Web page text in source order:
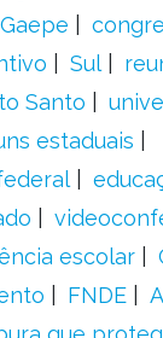
Gaepe
Sul
Santo
estaduais
escolar
FNDE